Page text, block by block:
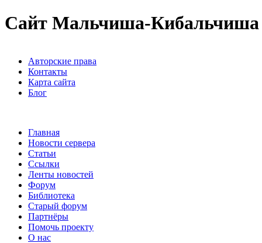
Сайт Мальчиша-Кибальчиша
Авторские права
Контакты
Карта сайта
Блог
Главная
Новости сервера
Статьи
Ссылки
Ленты новостей
Форум
Библиотека
Старый форум
Партнёры
Помочь проекту
О нас